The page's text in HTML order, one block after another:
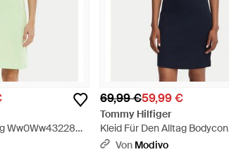
Ww0Ww43228
69,99 €59,99 €
Tommy Hilfiger
Kleid Für Den Alltag Bodycon
Dw0Dw22852 Slim Fit - Blau
Von Modivo